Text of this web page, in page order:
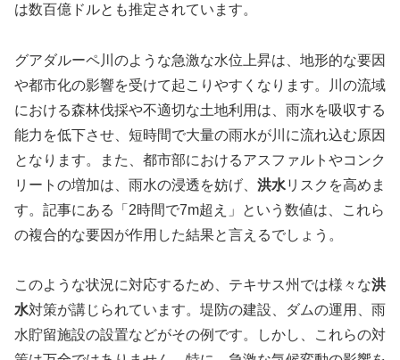
は数百億ドルとも推定されています。
グアダルーペ川のような急激な水位上昇は、地形的な要因
や都市化の影響を受けて起こりやすくなります。川の流域
における森林伐採や不適切な土地利用は、雨水を吸収する
能力を低下させ、短時間で大量の雨水が川に流れ込む原因
となります。また、都市部におけるアスファルトやコンク
リートの増加は、雨水の浸透を妨げ、 洪水リスクを高めま
す。記事にある「2時間で7m超え」という数値は、これら
の複合的な要因が作用した結果と言えるでしょう。
このような状況に対応するため、テキサス州では様々な洪
水対策が講じられています。堤防の建設、ダムの運用、雨
水貯留施設の設置などがその例です。しかし、これらの対